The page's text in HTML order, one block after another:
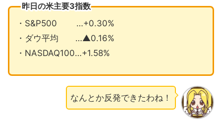
昨日の米主要3指数
・S&P500 …+0.30%
・ダウ平均 …▲0.16%
・NASDAQ100…+1.58%
なんとか反発できたわね！